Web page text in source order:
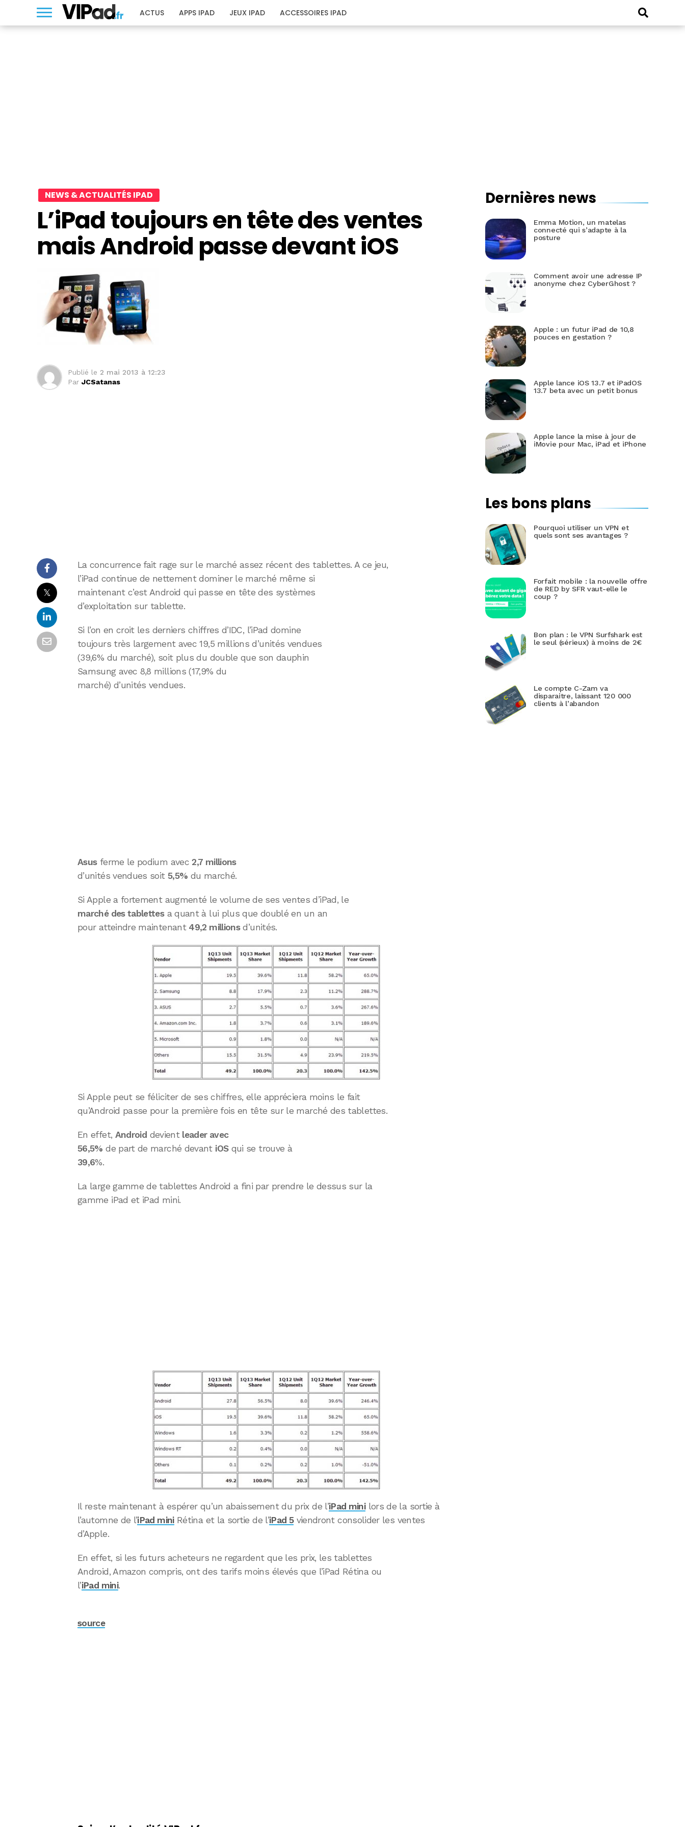
ACTUS APPS IPAD JEUX IPAD ACCESSOIRES IPAD
NEWS & ACTUALITÉS IPAD
L’iPad toujours en tête des ventes
mais Android passe devant iOS
Publié le 2 mai 2013 à 12:23
Par JCSatanas
𝕏
La concurrence fait rage sur le marché assez récent des tablettes. A ce jeu,
l’iPad continue de nettement dominer le marché même si
maintenant c’est Android qui passe en tête des systèmes
d’exploitation sur tablette.
Si l’on en croit les derniers chiffres d’IDC, l’iPad domine
toujours très largement avec 19,5 millions d’unités vendues
(39,6% du marché), soit plus du double que son dauphin
Samsung avec 8,8 millions (17,9% du
marché) d’unités vendues.
Asusferme le podium avec2,7 millions
d’unités vendues soit 5,5% du marché.
Si Apple a fortement augmenté le volume de ses ventes d’iPad, le
marché des tablettesa quant à lui plus que doublé en un an
pour atteindre maintenant 49,2 millionsd’unités.
Si Apple peut se féliciter de ses chiffres, elle appréciera moins le fait
qu’Android passe pour la première fois en tête sur le marché des tablettes.
En effet, Android devient leader avec
56,5% de part de marché devant iOSqui se trouve à
39,6%.
La large gamme de tablettes Android a fini par prendre le dessus sur la
gamme iPad et iPad mini.
Il reste maintenant à espérer qu’un abaissement du prix de l’iPad minilors de la sortie à
l’automne de l’iPad miniRétina et la sortie de l’iPad 5viendront consolider les ventes
d’Apple.
En effet, si les futurs acheteurs ne regardent que les prix, les tablettes
Android, Amazon compris, ont des tarifs moins élevés que l’iPad Rétina ou
l’iPad mini.
source
Dernières news
Emma Motion, un matelas
connecté qui s’adapte à la
posture
Comment avoir une adresse IP
anonyme chez CyberGhost ?
Apple : un futur iPad de 10,8
pouces en gestation ?
Apple lance iOS 13.7 et iPadOS
13.7 beta avec un petit bonus
Apple lance la mise à jour de
iMovie pour Mac, iPad et iPhone
Les bons plans
Pourquoi utiliser un VPN et
quels sont ses avantages ?
Forfait mobile : la nouvelle offre
de RED by SFR vaut-elle le
coup ?
Bon plan : le VPN Surfshark est
le seul (sérieux) à moins de 2€
Le compte C-Zam va
disparaitre, laissant 120 000
clients à l’abandon